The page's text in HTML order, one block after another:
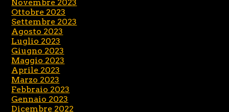
Novembre 2023
Ottobre 2023
Settembre 2023
Agosto 2023
Luglio 2023
Giugno 2023
Maggio 2023
Aprile 2023
Marzo 2023
Febbraio 2023
Gennaio 2023
Dicembre 2022